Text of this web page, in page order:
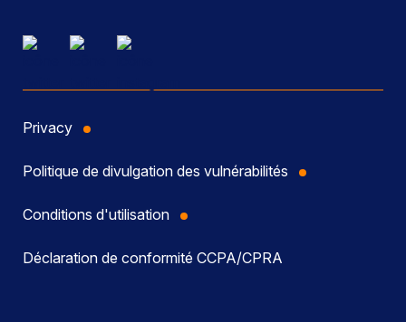
Privacy
Politique de divulgation des vulnérabilités
Conditions d'utilisation
Déclaration de conformité CCPA/CPRA